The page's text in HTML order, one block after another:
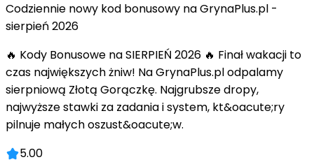
Codziennie nowy kod bonusowy na GrynaPlus.pl -
sierpień 2026
🔥 Kody Bonusowe na SIERPIEŃ 2026 🔥 Finał wakacji to
czas największych żniw! Na GrynaPlus.pl odpalamy
sierpniową Złotą Gorączkę. Najgrubsze dropy,
najwyższe stawki za zadania i system, kt&oacute;ry
pilnuje małych oszust&oacute;w.
5.00